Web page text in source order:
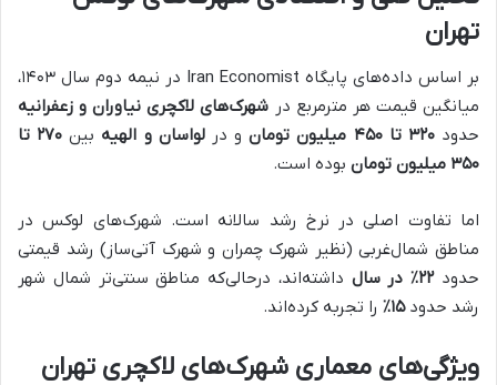
تهران
بر اساس داده‌های پایگاه Iran Economist در نیمه دوم سال ۱۴۰۳،
میانگین قیمت هر مترمربع در شهرک‌های لاکچری نیاوران و زعفرانیه
حدود۳۲۰ تا۴۵۰ میلیون تومانو درلواسان و الهیه بین ۲۷۰ تا
۳۵۰ میلیون تومان بوده است.
اما تفاوت اصلی در نرخ رشد سالانه است. شهرک‌های لوکس در
مناطق شمال‌غربی (نظیر شهرک چمران و شهرک آتی‌ساز) رشد قیمتی
حدود۲۲٪ در سال داشته‌اند، درحالی‌که مناطق سنتی‌تر شمال شهر
رشد حدود۱۵٪ را تجربه کرده‌اند.
ویژگی‌های معماری شهرک‌های لاکچری تهران